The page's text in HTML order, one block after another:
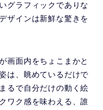
グラフィックでありな
ザインは新鮮な驚きを
画面内をちょこまかと
は、眺めているだけで
るで自分だけの動く絵
ワク感を味わえる、誰